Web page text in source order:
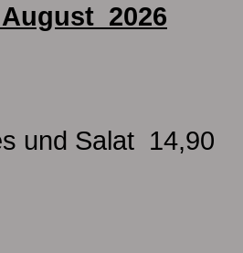
2026
und Salat 14,90